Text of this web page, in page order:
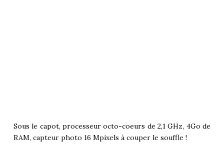
Sous le capot, processeur octo-coeurs de 2,1 GHz, 4Go de
RAM, capteur photo 16 Mpixels à couper le souffle !